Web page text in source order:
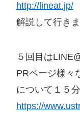
http://lineat.jp/
解説して行きま
５回目は
PRページ様々
について１５
https://